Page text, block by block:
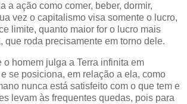
a ação como comer, beber, dormir,
vez o capitalismo visa somente o lucro,
limite, quanto maior for o lucro mais
que roda precisamente em torno dele.
o homem julga a Terra infinita em
se posiciona, em relação a ela, como
nunca está satisfeito com o que tem e
levam às frequentes quedas, pois para